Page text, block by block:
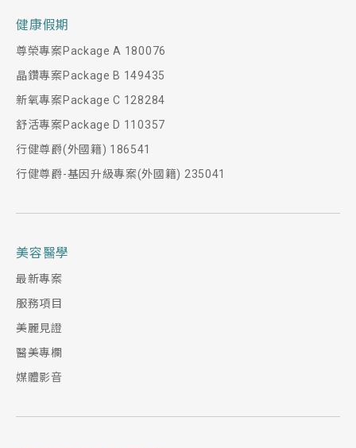
健康假期
尊榮專案Package A 180076
晶鑽專案Package B 149435
新氧專案Package C 128284
舒活專案Package D 110357
行健尊爵(外國籍) 186541
行健尊爵-基因升級專案(外國籍) 235041
美容醫學
最新專案
服務項目
美麗見證
醫美專欄
媒體影音